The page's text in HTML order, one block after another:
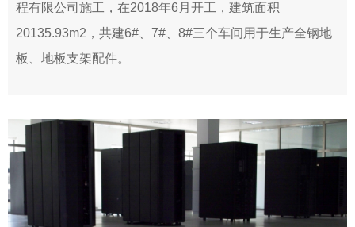
程有限公司施工，在2018年6月开工，建筑面积
20135.93m2，共建6#、7#、8#三个车间用于生产全钢地
板、地板支架配件。